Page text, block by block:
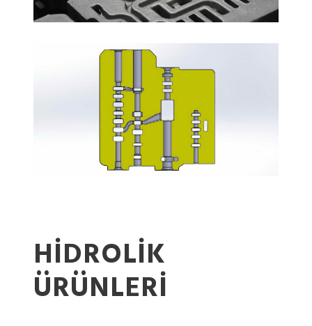
HIDROLIK
ÜRÜNLERI